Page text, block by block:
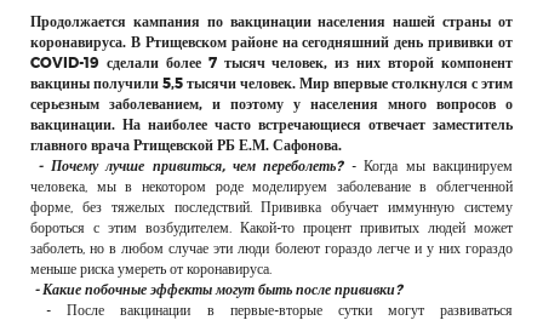
РЕКЛАМОДАТЕЛЯМ
ОБЪЯВЛЕНИЯ
КОНТАКТЫ
Продолжается кампания по вакцинации населения нашей страны от
коронавируса. В Ртищевском районе на сегодняшний день прививки от
COVID-19 сделали более 7 тысяч человек, из них второй компонент
вакцины получили 5,5 тысячи человек. Мир впервые столкнулся с этим
серьезным заболеванием, и поэтому у населения много вопросов о
вакцинации. На наиболее часто встречающиеся отвечает заместитель
главного врача Ртищевской РБ Е.М. Сафонова.
- Почему лучше привиться, чем переболеть?- Когда мы вакцинируем
человека, мы в некотором роде моделируем заболевание в облегченной
форме, без тяжелых последствий. Прививка обучает иммунную систему
бороться с этим возбудителем. Какой-то процент привитых людей может
заболеть, но в любом случае эти люди болеют гораздо легче и у них гораздо
меньше риска умереть от коронавируса.
- Какие побочные эффекты могут быть после прививки?
- После вакцинации в первые-вторые сутки могут развиваться